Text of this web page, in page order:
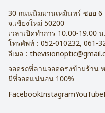
30 ถนนนิมมานเหมินทร์ ซอย 6
จ.เชียงใหม่ 50200
เวลาเปิดทำการ 10.00-19.00
โทรศัพท์ : 052-010232, 061-
อีเมล :
จอดรถที่ลานจอดตรงข้ามร้าน
มีที่จอดแน่นอน 100%
FacebookInstagramYouTube